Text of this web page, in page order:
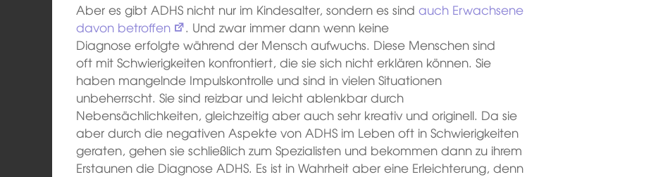
Aber es gibt ADHS nicht nur im Kindesalter, sondern es sindauch Erwachsene
davon betroffen
. Und zwar immer dann wenn keine
Diagnose erfolgte während der Mensch aufwuchs. Diese Menschen sind
oft mit Schwierigkeiten konfrontiert, die sie sich nicht erklären können. Sie
haben mangelnde Impulskontrolle und sind in vielen Situationen
unbeherrscht. Sie sind reizbar und leicht ablenkbar durch
Nebensächlichkeiten, gleichzeitig aber auch sehr kreativ und originell. Da sie
aber durch die negativen Aspekte von ADHS im Leben oft in Schwierigkeiten
geraten, gehen sie schließlich zum Spezialisten und bekommen dann zu ihrem
Erstaunen die Diagnose ADHS. Es ist in Wahrheit aber eine Erleichterung, denn